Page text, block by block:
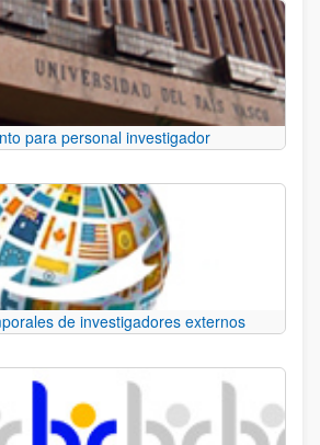
para personal investigador
de investigadores externos